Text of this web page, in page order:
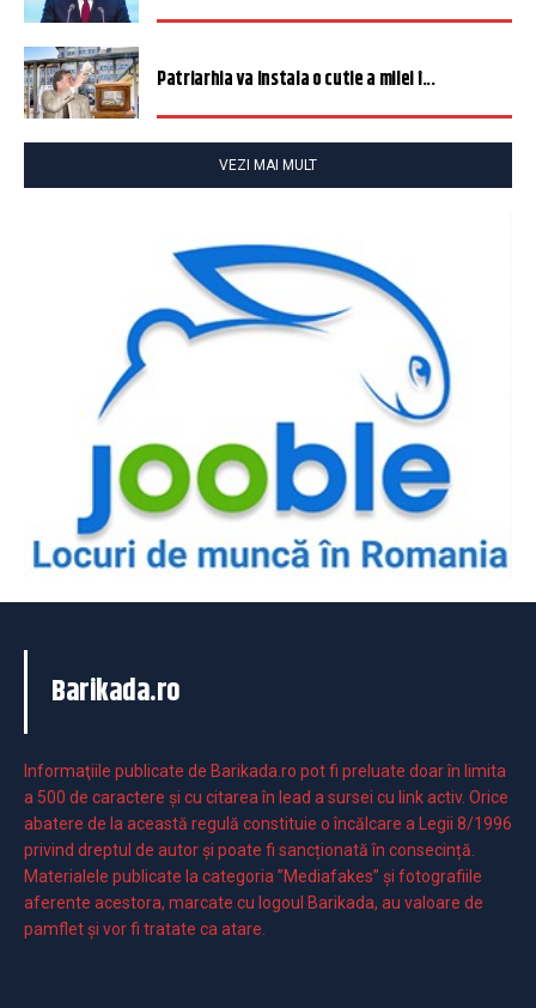
Patriarhia va instala o cutie a milei î...
VEZI MAI MULT
Barikada.ro
Informaţiile publicate de Barikada.ro pot fi preluate doar în limita
a 500 de caractere şi cu citarea în lead a sursei cu link activ. Orice
abatere de la această regulă constituie o încălcare a Legii 8/1996
privind dreptul de autor și poate fi sancționată în consecință.
Materialele publicate la categoria ”Mediafakes” și fotografiile
aferente acestora, marcate cu logoul Barikada, au valoare de
pamflet și vor fi tratate ca atare.